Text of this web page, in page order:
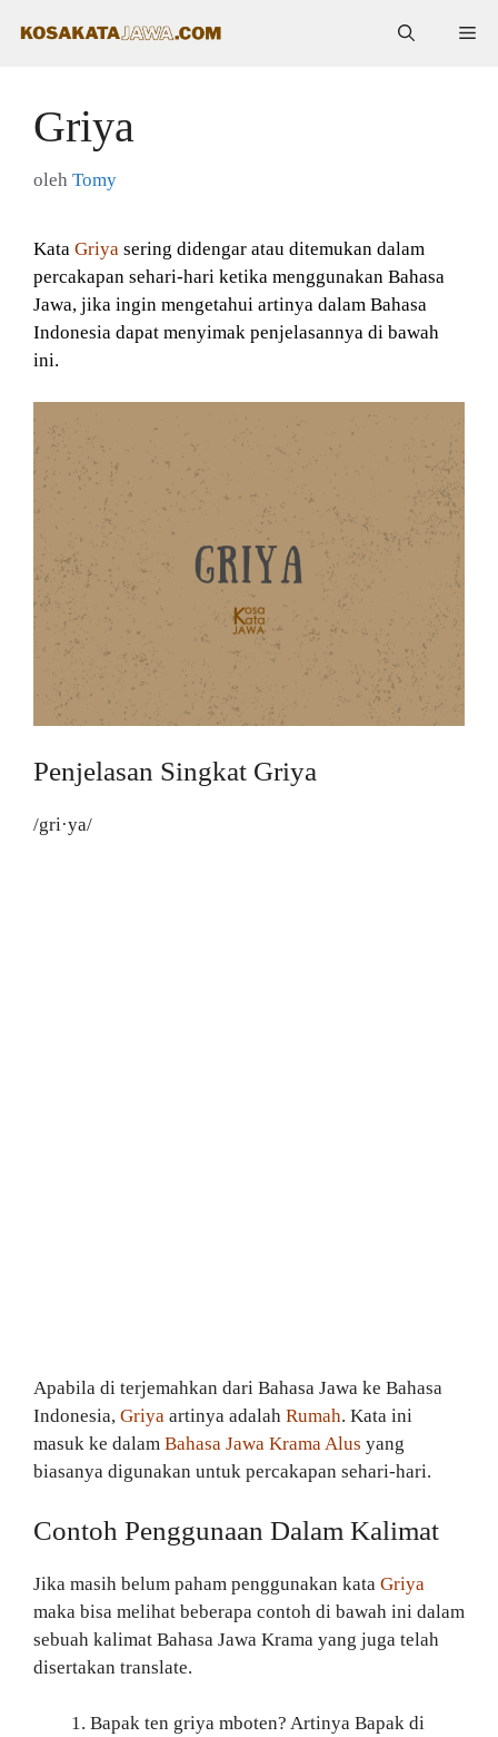
Griya
oleh Tomy
Kata Griya sering didengar atau ditemukan dalam
percakapan sehari-hari ketika menggunakan Bahasa
Jawa, jika ingin mengetahui artinya dalam Bahasa
Indonesia dapat menyimak penjelasannya di bawah
ini.
Penjelasan Singkat Griya
/gri·ya/
Apabila di terjemahkan dari Bahasa Jawa ke Bahasa
Indonesia, Griya artinya adalah Rumah. Kata ini
masuk ke dalam Bahasa Jawa Krama Alus yang
biasanya digunakan untuk percakapan sehari-hari.
Contoh Penggunaan Dalam Kalimat
Jika masih belum paham penggunakan kata Griya
maka bisa melihat beberapa contoh di bawah ini dalam
sebuah kalimat Bahasa Jawa Krama yang juga telah
disertakan translate.
Bapak ten griya mboten? Artinya Bapak di